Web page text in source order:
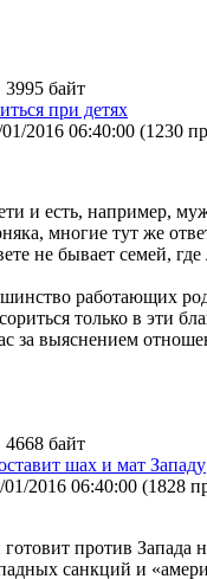
| 3995 байт
при детях
2016 06:40:00 (1230
и есть, например,
многие тут же
не бывает семей,
работающих
только в эти
за выяснением
| 4668 байт
шах и мат Западу
01/2016 06:40:00 (1828
против Запада
санкций и